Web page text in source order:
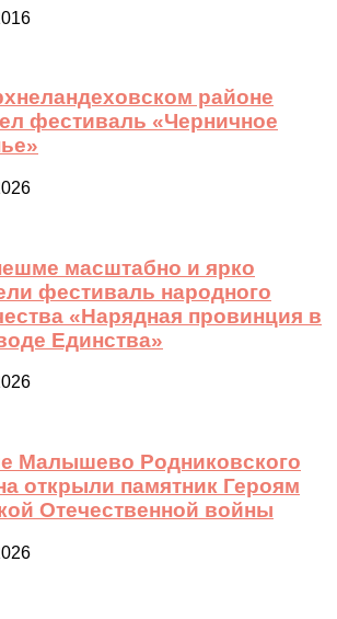
районе
фестиваль «Черничное
масштабно и ярко
фестиваль народного
«Нарядная провинция в
Единства»
Малышево Родниковского
открыли памятник Героям
Отечественной войны